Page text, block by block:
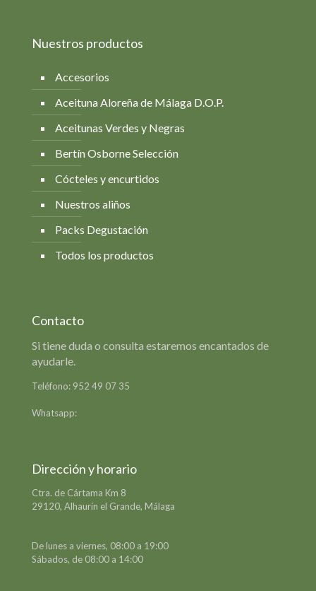
Nuestros productos
Accesorios
Aceituna Aloreña de Málaga D.O.P.
Aceitunas Verdes y Negras
Bertín Osborne Selección
Cócteles y encurtidos
Nuestros aliños
Packs Degustación
Todos los productos
Contacto
Si tiene duda o consulta estaremos encantados de
ayudarle.
Teléfono: 952 49 07 35
Whatsapp:
Dirección y horario
Ctra. de Cártama Km 8
29120, Alhaurín el Grande, Málaga
De lunes a viernes, 08:00 a 19:00
Sábados, de 08:00 a 14:00